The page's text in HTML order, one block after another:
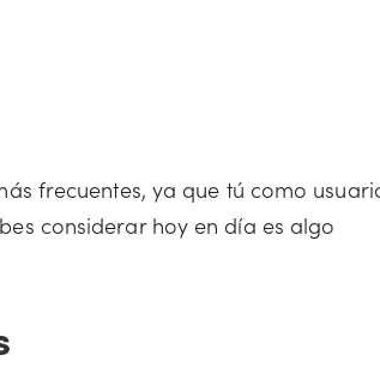
frecuentes, ya que tú como
considerar hoy en día es algo